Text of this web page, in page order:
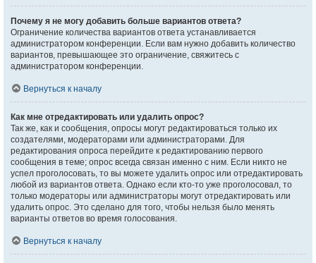
Почему я не могу добавить больше вариантов ответа?
Ограничение количества вариантов ответа устанавливается
администратором конференции. Если вам нужно добавить количество
вариантов, превышающее это ограничение, свяжитесь с
администратором конференции.
Вернуться к началу
Как мне отредактировать или удалить опрос?
Так же, как и сообщения, опросы могут редактироваться только их
создателями, модераторами или администраторами. Для
редактирования опроса перейдите к редактированию первого
сообщения в теме; опрос всегда связан именно с ним. Если никто не
успел проголосовать, то вы можете удалить опрос или отредактировать
любой из вариантов ответа. Однако если кто-то уже проголосовал, то
только модераторы или администраторы могут отредактировать или
удалить опрос. Это сделано для того, чтобы нельзя было менять
варианты ответов во время голосования.
Вернуться к началу